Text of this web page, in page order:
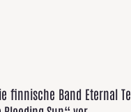
Band Eternal